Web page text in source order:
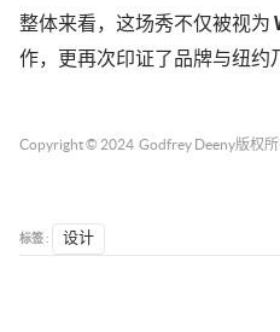
整体来看，这场秀不仅被视为
作，更再次印证了品牌与纽约
Copyright © 2024 Godfrey Deeny版权
标签 : 设计